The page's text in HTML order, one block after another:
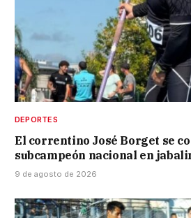
DEPORTES
El correntino José Borget se
subcampeón nacional en
9 de agosto de 2026